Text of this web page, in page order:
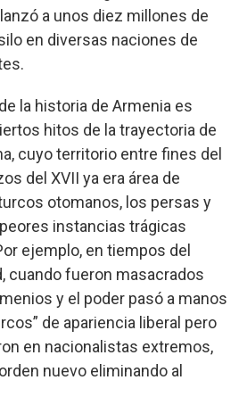
a unos diez millones de
en diversas naciones de
la historia de Armenia es
hitos de la trayectoria de
cuyo territorio entre fines del
del XVII ya era área de
otomanos, los persas y
instancias trágicas
ejemplo, en tiempos del
cuando fueron masacrados
y el poder pasó a manos
de apariencia liberal pero
en nacionalistas extremos,
nuevo eliminando al